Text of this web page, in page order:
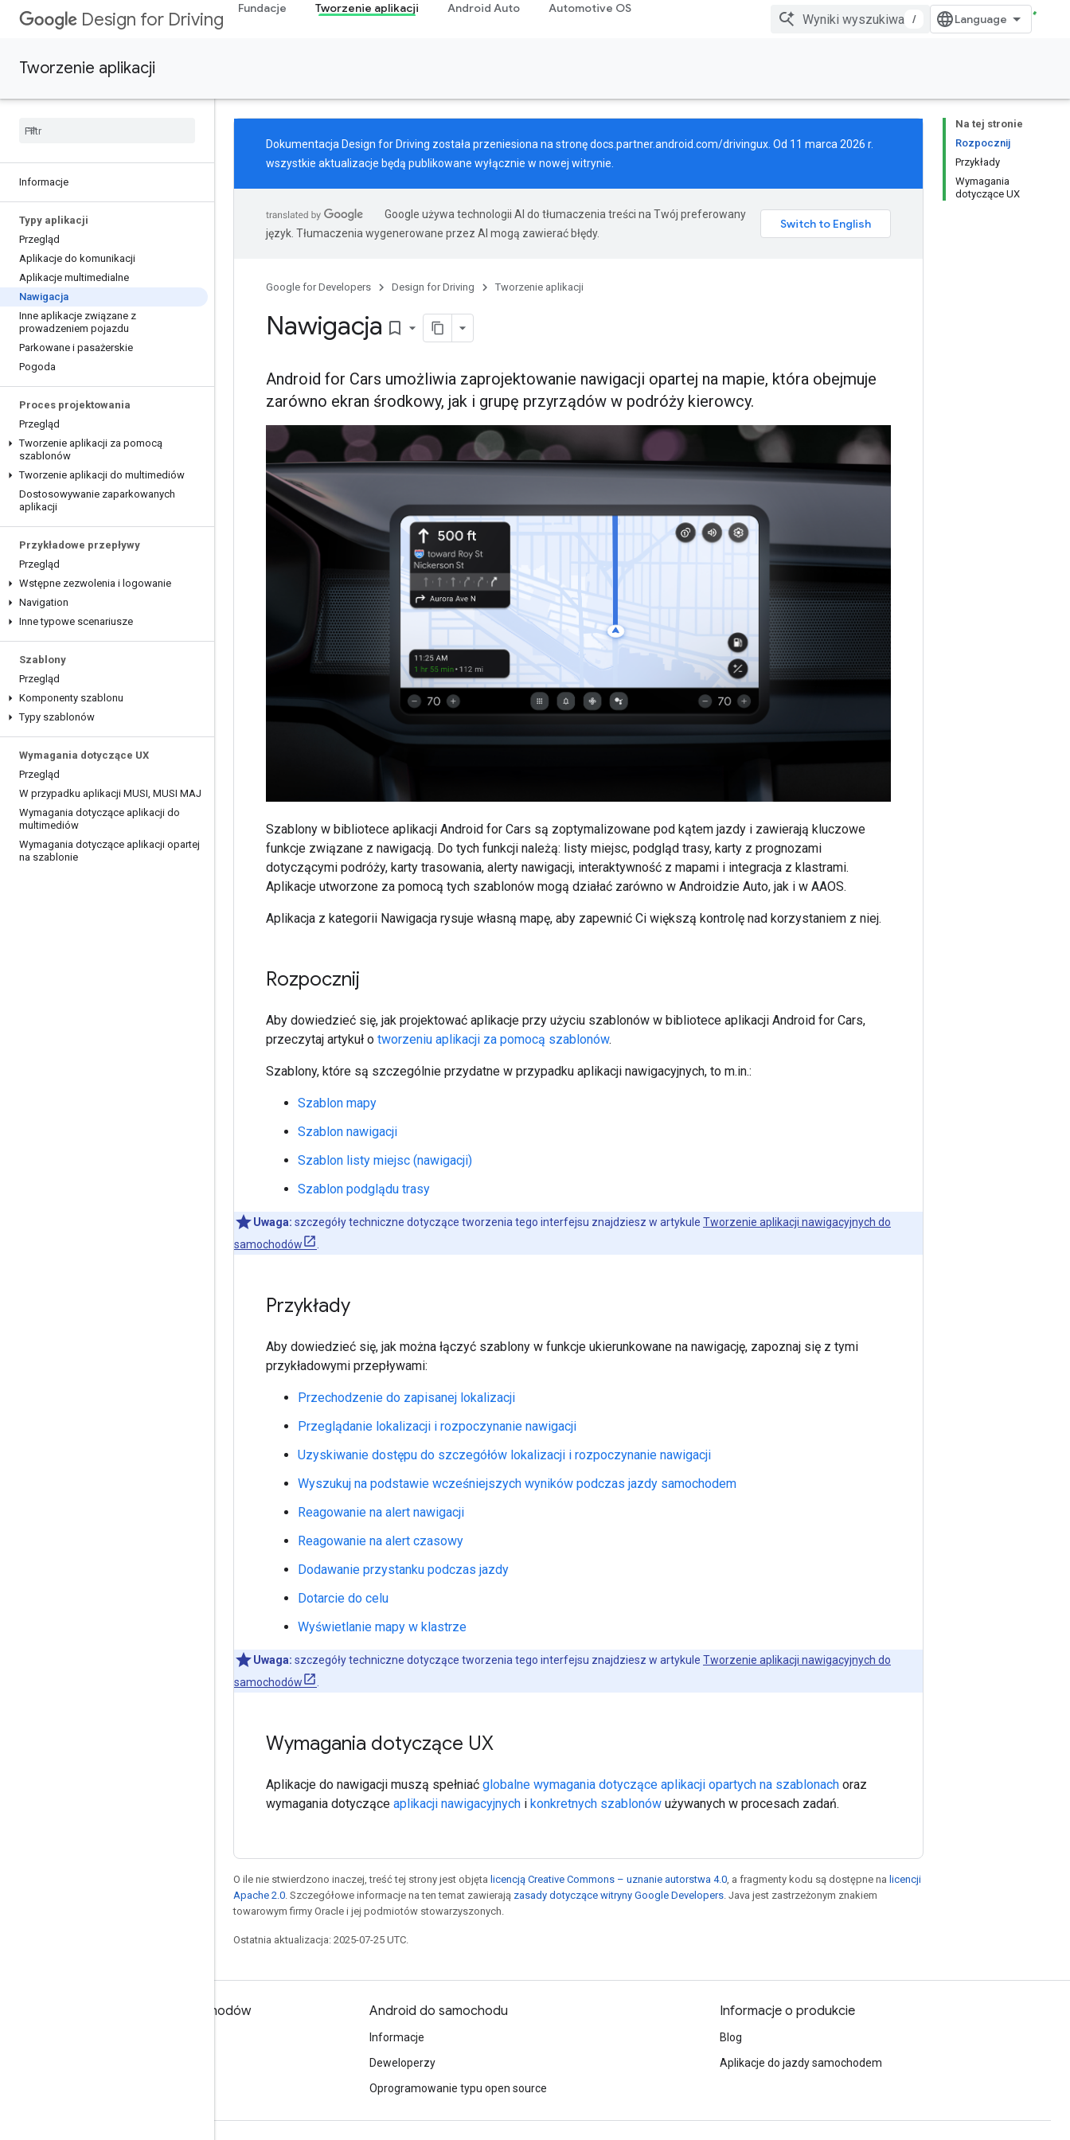
Design for Driving
Fundacje Tworzenie aplikacji Android Auto Automotive OS
/
Tworzenie aplikacji
Informacje
Typy aplikacji
Przegląd
Aplikacje do komunikacji
Aplikacje multimedialne
Nawigacja
Inne aplikacje związane z
prowadzeniem pojazdu
Parkowane i pasażerskie
Pogoda
Proces projektowania
Przegląd
Tworzenie aplikacji za pomocą
szablonów
Tworzenie aplikacji do multimediów
Dostosowywanie zaparkowanych
aplikacji
Przykładowe przepływy
Przegląd
Wstępne zezwolenia i logowanie
Navigation
Inne typowe scenariusze
Szablony
Przegląd
Komponenty szablonu
Typy szablonów
Wymagania dotyczące UX
Przegląd
W przypadku aplikacji MUSI, MUSI MAJ
Wymagania dotyczące aplikacji do
multimediów
Wymagania dotyczące aplikacji opartej
na szablonie
Na tej stronie
Rozpocznij
Przykłady
Wymagania
dotyczące UX
Dokumentacja Design for Driving została przeniesiona na stronędocs.partner.android.com/drivingux . Od 11 marca 2026 r.
wszystkie aktualizacje będą publikowane wyłącznie w nowej witrynie.
Google używa technologii AI do tłumaczenia treści na Twój preferowany
język. Tłumaczenia wygenerowane przez AI mogą zawierać błędy.
Google for Developers Design for Driving Tworzenie aplikacji
Nawigacja bookmark_border
Android for Cars umożliwia zaprojektowanie nawigacji opartej na mapie, która obejmuje
zarówno ekran środkowy, jak i grupę przyrządów w podróży kierowcy.
Szablony w bibliotece aplikacji Android for Cars są zoptymalizowane pod kątem jazdy i zawierają kluczowe
funkcje związane z nawigacją. Do tych funkcji należą: listy miejsc, podgląd trasy, karty z prognozami
dotyczącymi podróży, karty trasowania, alerty nawigacji, interaktywność z mapami i integracja z klastrami.
Aplikacje utworzone za pomocą tych szablonów mogą działać zarówno w Androidzie Auto, jak i w AAOS.
Aplikacja z kategorii Nawigacja rysuje własną mapę, aby zapewnić Ci większą kontrolę nad korzystaniem z niej.
Rozpocznij
Aby dowiedzieć się, jak projektować aplikacje przy użyciu szablonów w bibliotece aplikacji Android for Cars,
przeczytaj artykuł o tworzeniu aplikacji za pomocą szablonów.
Szablony, które są szczególnie przydatne w przypadku aplikacji nawigacyjnych, to m.in.:
Szablon mapy
Szablon nawigacji
Szablon listy miejsc (nawigacji)
Szablon podglądu trasy
Uwaga: szczegóły techniczne dotyczące tworzenia tego interfejsu znajdziesz w artykule Tworzenie aplikacji nawigacyjnych do
samochodów
.
Przykłady
Aby dowiedzieć się, jak można łączyć szablony w funkcje ukierunkowane na nawigację, zapoznaj się z tymi
przykładowymi przepływami:
Przechodzenie do zapisanej lokalizacji
Przeglądanie lokalizacji i rozpoczynanie nawigacji
Uzyskiwanie dostępu do szczegółów lokalizacji i rozpoczynanie nawigacji
Wyszukuj na podstawie wcześniejszych wyników podczas jazdy samochodem
Reagowanie na alert nawigacji
Reagowanie na alert czasowy
Dodawanie przystanku podczas jazdy
Dotarcie do celu
Wyświetlanie mapy w klastrze
Uwaga: szczegóły techniczne dotyczące tworzenia tego interfejsu znajdziesz w artykule Tworzenie aplikacji nawigacyjnych do
samochodów
.
Wymagania dotyczące UX
Aplikacje do nawigacji muszą spełniać globalne wymagania dotyczące aplikacji opartych na szablonach oraz
wymagania dotyczące aplikacji nawigacyjnych i konkretnych szablonów używanych w procesach zadań.
O ile nie stwierdzono inaczej, treść tej strony jest objęta licencją Creative Commons – uznanie autorstwa 4.0, a fragmenty kodu są dostępne na licencji
Apache 2.0. Szczegółowe informacje na ten temat zawierają zasady dotyczące witryny Google Developers. Java jest zastrzeżonym znakiem
towarowym firmy Oracle i jej podmiotów stowarzyszonych.
Ostatnia aktualizacja: 2025-07-25 UTC.
Projektowanie pod kątem samochodów Android do samochodu
Informacje
Deweloperzy
Oprogramowanie typu open source
Informacje o produkcie
Blog
Aplikacje do jazdy samochodem